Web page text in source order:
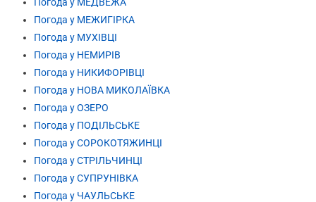
Погода у МЕЖИГІРКА
Погода у МУХІВЦІ
Погода у НЕМИРІВ
Погода у НИКИФОРІВЦІ
Погода у НОВА МИКОЛАЇВКА
Погода у ОЗЕРО
Погода у ПОДІЛЬСЬКЕ
Погода у СОРОКОТЯЖИНЦІ
Погода у СТРІЛЬЧИНЦІ
Погода у СУПРУНІВКА
Погода у ЧАУЛЬСЬКЕ